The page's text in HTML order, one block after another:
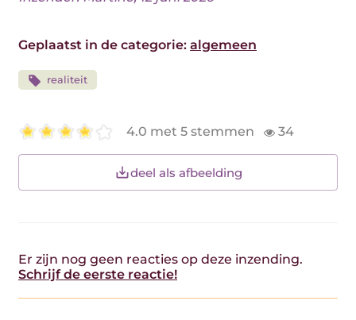
Geplaatst in de categorie: algemeen
realiteit
4.0 met 5 stemmen 34
deel als afbeelding
Er zijn nog geen reacties op deze inzending.
Schrijf de eerste reactie!